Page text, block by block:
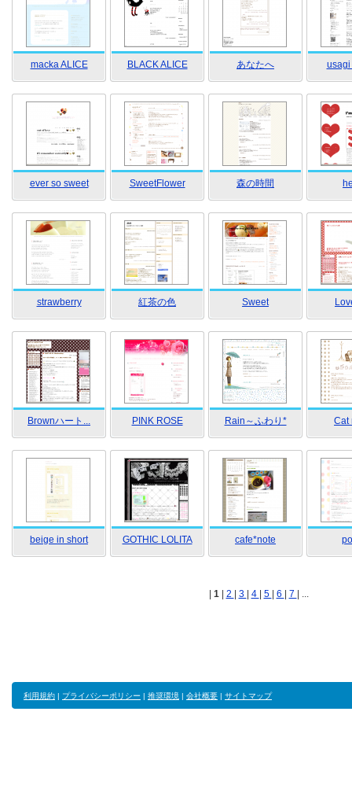
macka ALICE BLACK ALICE あなたへ usagi
ever so sweet SweetFlower 森の時間
strawberry 紅茶の色 Sweet
Brownハート... PINK ROSE Rain～ふわり* Cat
beige in short GOTHIC LOLITA cafe*note
1 2 3 4 5 6 7 | ...
利用規約 | プライバシーポリシー | 推奨環境 | 会社概要 | サイトマップ